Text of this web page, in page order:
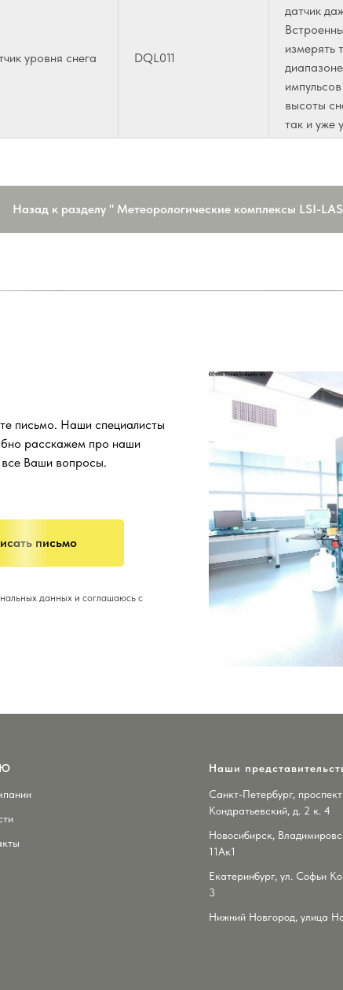
уровня снега DQL011
датчик
измерять
высоты
так и уже
Назад к разделу " Метеорологические комплексы LSI-
письмо. Наши специалисты
расскажем про наши
все Ваши вопросы.
письмо
данных и соглашаюсь с
Наши
Санкт-Петербург, проспект
Кондратьевский, д. 2 к. 4
Новосибирск,
11Ак1
Екатеринбург, ул. Софьи
3
Нижний Новгород, улица